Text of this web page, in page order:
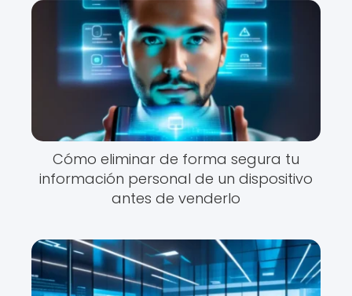
Cómo eliminar de forma segura tu
información personal de un dispositivo
antes de venderlo